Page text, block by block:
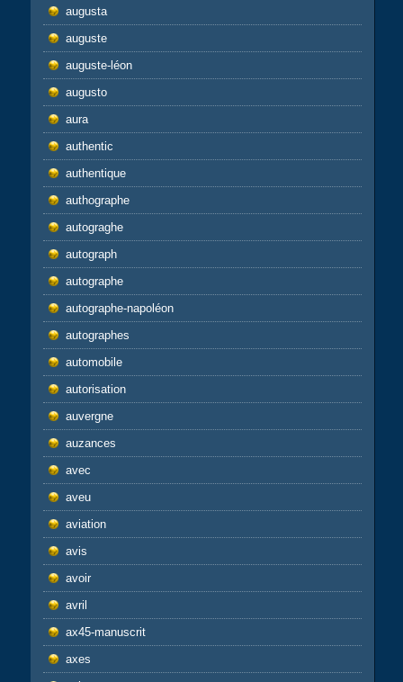
augusta
auguste
auguste-léon
augusto
aura
authentic
authentique
authographe
autograghe
autograph
autographe
autographe-napoléon
autographes
automobile
autorisation
auvergne
auzances
avec
aveu
aviation
avis
avoir
avril
ax45-manuscrit
axes